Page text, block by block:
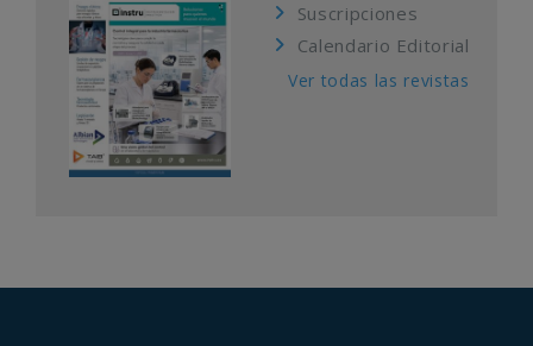
Suscripciones
Calendario Editorial
Ver todas las revistas